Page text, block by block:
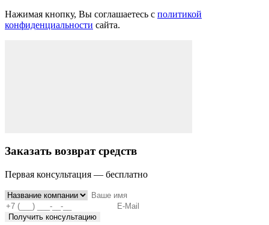
Нажимая кнопку, Вы соглашаетесь с политикой
конфиденциальности сайта.
Заказать возврат средств
Первая консультация — бесплатно
Получить консультацию